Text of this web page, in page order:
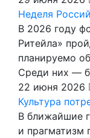
Неделя
В 2026 году
Ритейла»
планируемо
Среди них —
22 июня 2026
Культура
В ближайшие
и прагматизм